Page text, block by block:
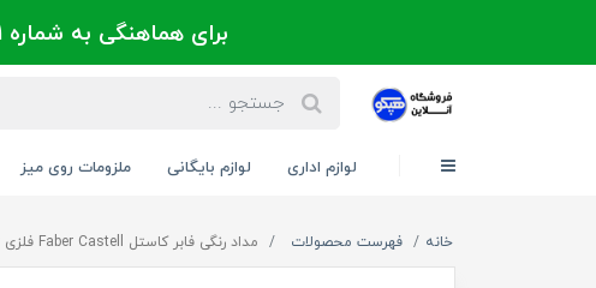
برای هماهنگی به شماره 021-88300171 یا 09124202725 تماس بگیرید سپاس
لوازم اداری لوازم بایگانی ملزومات روی میز
خانه فهرست محصولات مداد رنگی فابر کاستل Faber Castell فلزی تخت کلاسیک 48 رنگ